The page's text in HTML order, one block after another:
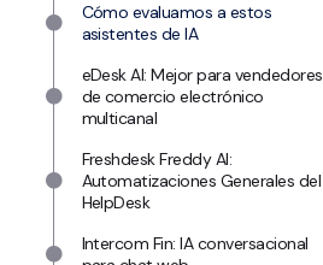
Cómo evaluamos a estos
asistentes de IA
eDesk AI: Mejor para vendedores
de comercio electrónico
multicanal
Freshdesk Freddy AI:
Automatizaciones Generales del
HelpDesk
Intercom Fin: IA conversacional